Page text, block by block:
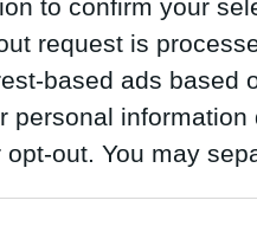
to confirm your
request is
based ads based
personal
opt-out. You may
expresión